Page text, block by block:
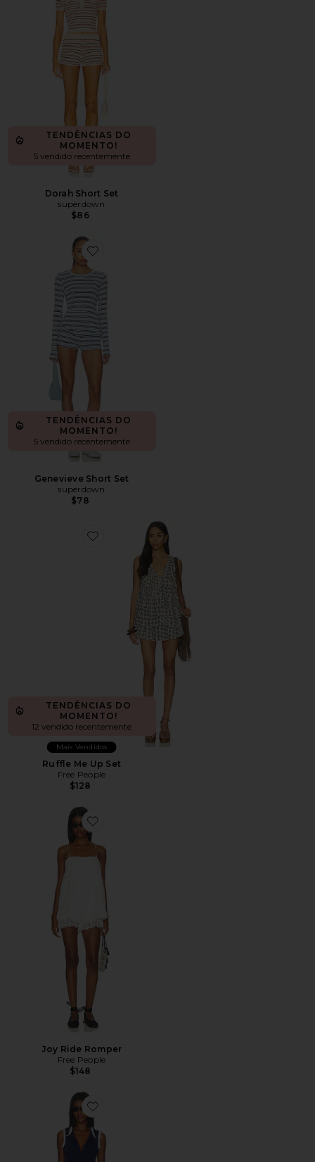
TENDÊNCIAS DO
MOMENTO!
5 vendido recentemente
Dorah Short Set
superdown
$86
Favorite Genevieve Short Set
TENDÊNCIAS DO
MOMENTO!
5 vendido recentemente
Genevieve Short Set
superdown
$78
Favorite Ruffle Me Up Set
TENDÊNCIAS DO
MOMENTO!
12 vendido recentemente
Mais Vendidos
Ruffle Me Up Set
Free People
$128
Favorite Joy Ride Romper
Joy Ride Romper
Free People
$148
Favorite Reya Short Set